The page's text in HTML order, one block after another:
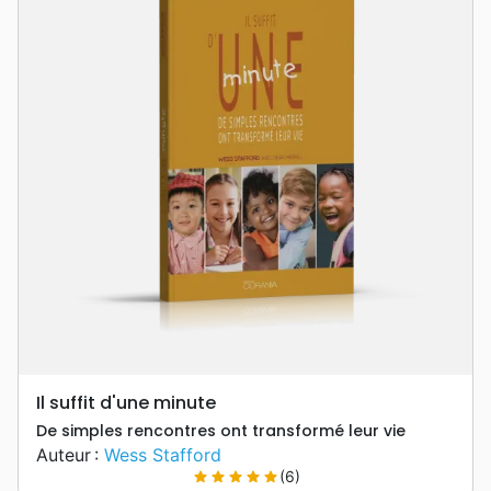
Il suffit d'une minute
De simples rencontres ont transformé leur vie
Auteur : Wess Stafford
star star star star star(6)